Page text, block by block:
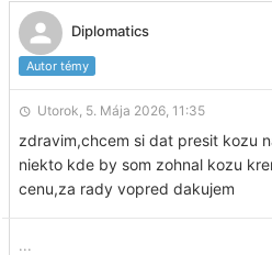
Diplomatics
Autor témy
Utorok, 5. Mája 2026, 11:35
zdravim,chcem si dat presit kozu
niekto kde by som zohnal kozu
cenu,za rady vopred dakujem
...